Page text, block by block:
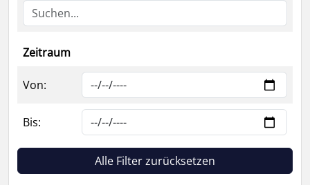
Zeitraum
Von:
Bis:
Alle Filter zurücksetzen